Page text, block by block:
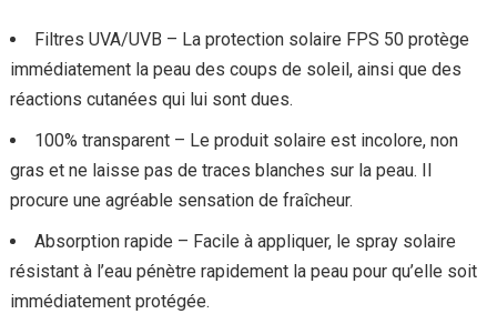
Filtres UVA/UVB – La protection solaire FPS 50 protège
immédiatement la peau des coups de soleil, ainsi que des
réactions cutanées qui lui sont dues.
100% transparent – Le produit solaire est incolore, non
gras et ne laisse pas de traces blanches sur la peau. Il
procure une agréable sensation de fraîcheur.
Absorption rapide – Facile à appliquer, le spray solaire
résistant à l’eau pénètre rapidement la peau pour qu’elle soit
immédiatement protégée.